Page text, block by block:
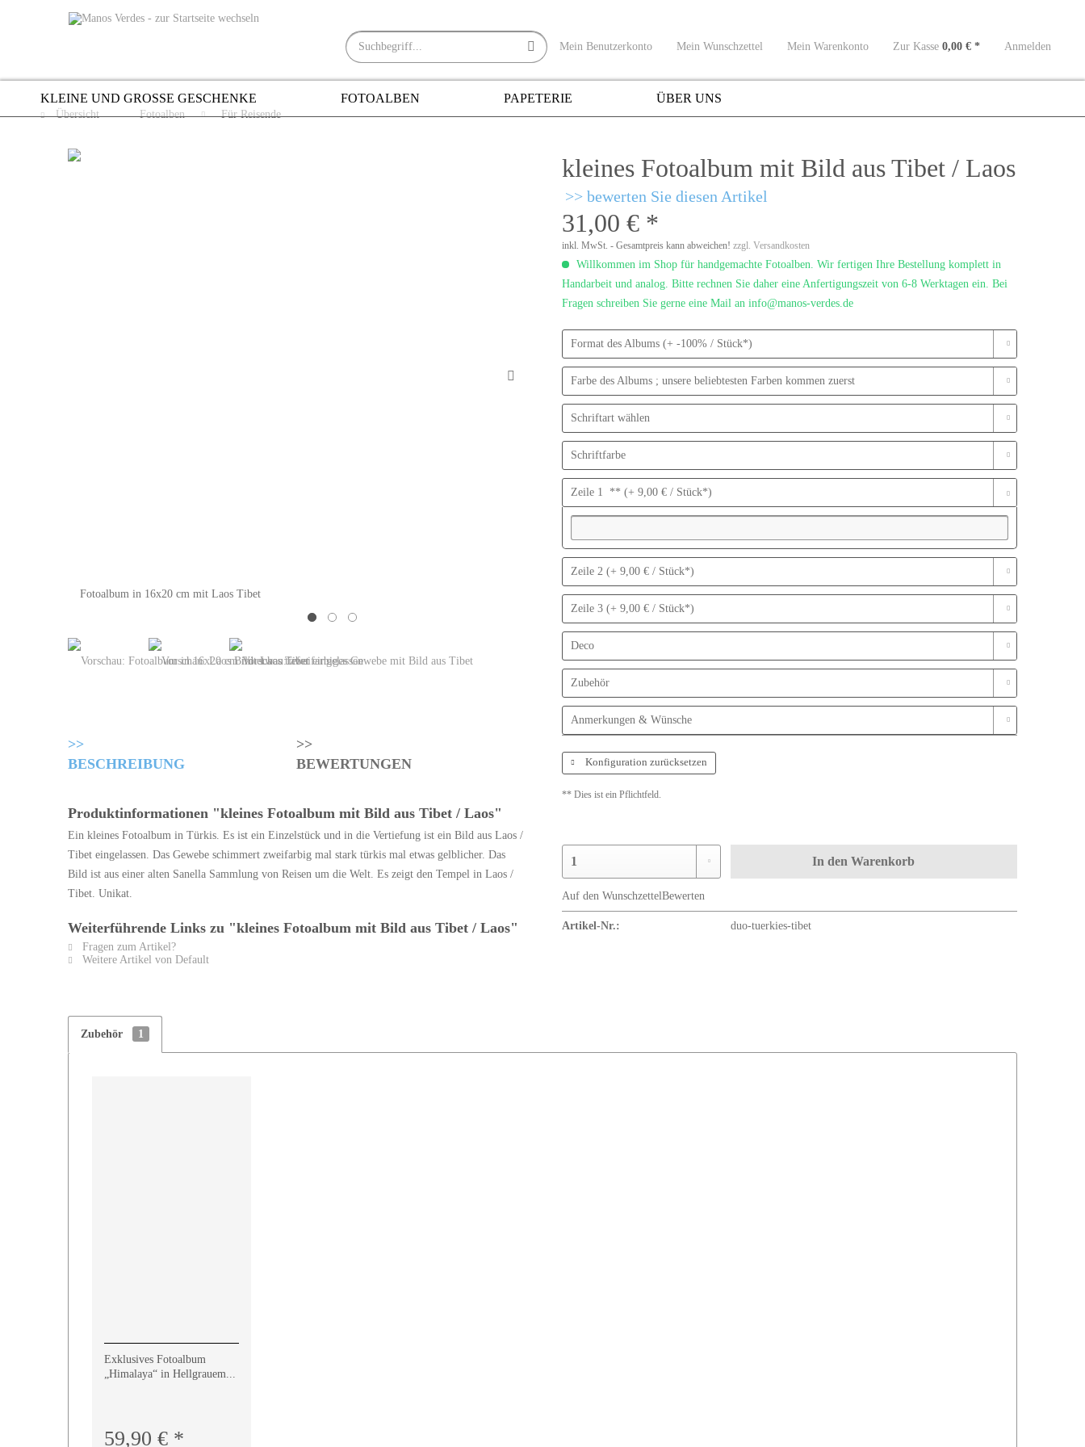
Mein Benutzerkonto Mein Wunschzettel Mein Warenkonto Zur Kasse 0,00 € * Anmelden
KLEINE UND GROSSE GESCHENKE FOTOALBEN PAPETERIE ÜBER UNS
Übersicht Fotoalben Für Reisende
Fotoalbum in 16x20 cm mit Laos Tibet Laos Bild etwas tiefer eingelassen zweifarbiges
BESCHREIBUNG BEWERTUNGEN
Produktinformationen "kleines Fotoalbum mit Bild aus Tibet / Laos"
Ein kleines Fotoalbum in Türkis. Es ist ein Einzelstück und in die Vertiefung ist ein Bild aus Laos /
Tibet eingelassen. Das Gewebe schimmert zweifarbig mal stark türkis mal etwas gelblicher. Das
Bild ist aus einer alten Sanella Sammlung von Reisen um die Welt. Es zeigt den Tempel in Laos /
Tibet. Unikat.
Weiterführende Links zu "kleines Fotoalbum mit Bild aus Tibet / Laos"
Fragen zum Artikel?
Weitere Artikel von Default
kleines Fotoalbum mit Bild aus Tibet / Laos
bewerten Sie diesen Artikel
31,00 € *
inkl. MwSt. - Gesamtpreis kann abweichen! zzgl. Versandkosten
Willkommen im Shop für handgemachte Fotoalben. Wir fertigen Ihre Bestellung komplett in
Handarbeit und analog. Bitte rechnen Sie daher eine Anfertigungszeit von 6-8 Werktagen ein. Bei
Fragen schreiben Sie gerne eine Mail an info@manos-verdes.de
Format des Albums (+ -100% / Stück*)
Farbe des Albums ; unsere beliebtesten Farben kommen zuerst
Schriftart wählen
Schriftfarbe
Zeile 1 ** (+ 9,00 € / Stück*)
Zeile 2 (+ 9,00 € / Stück*)
Zeile 3 (+ 9,00 € / Stück*)
Deco
Zubehör
Anmerkungen & Wünsche
Konfiguration zurücksetzen
** Dies ist ein Pflichtfeld.
In den Warenkorb
Auf den WunschzettelBewerten
Artikel-Nr.: duo-tuerkies-tibet
Zubehör 1
Exklusives Fotoalbum
„Himalaya“ in Hellgrauem...
59,90 € *